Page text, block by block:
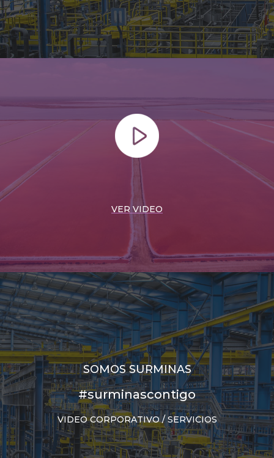
VER VIDEO
SOMOS SURMINAS
#surminascontigo
VIDEO CORPORATIVO / SERVICIOS